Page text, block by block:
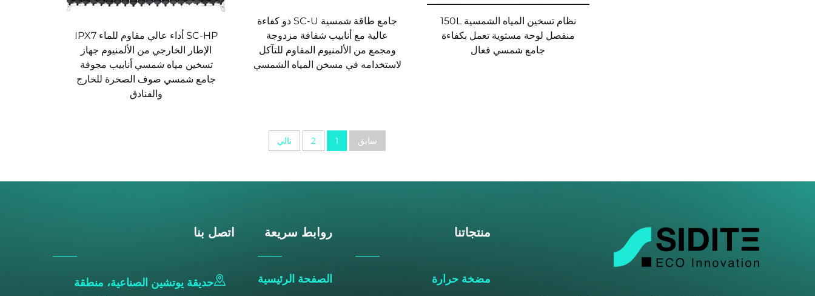
نظام تسخين المياه الشمسية 150L
منفصل لوحة مستوية تعمل بكفاءة
جامع شمسي فعال
جامع طاقة شمسية SC-U ذو كفاءة
عالية مع أنابيب شفافة مزدوجة
ومجمع من الألمنيوم المقاوم للتآكل
لاستخدامه في مسخن المياه الشمسي
SC-HP أداء عالي مقاوم للماء IPX7
الإطار الخارجي من الألمنيوم جهاز
تسخين مياه شمسي أنابيب مجوفة
جامع شمسي صوف الصخرة للخارج
والفنادق
سابق 1
2 تالي
منتجاتنا
مضخة حرارة
روابط سريعة
الصفحة الرئيسية
اتصل بنا
حديقة يوتشين الصناعية، منطقة